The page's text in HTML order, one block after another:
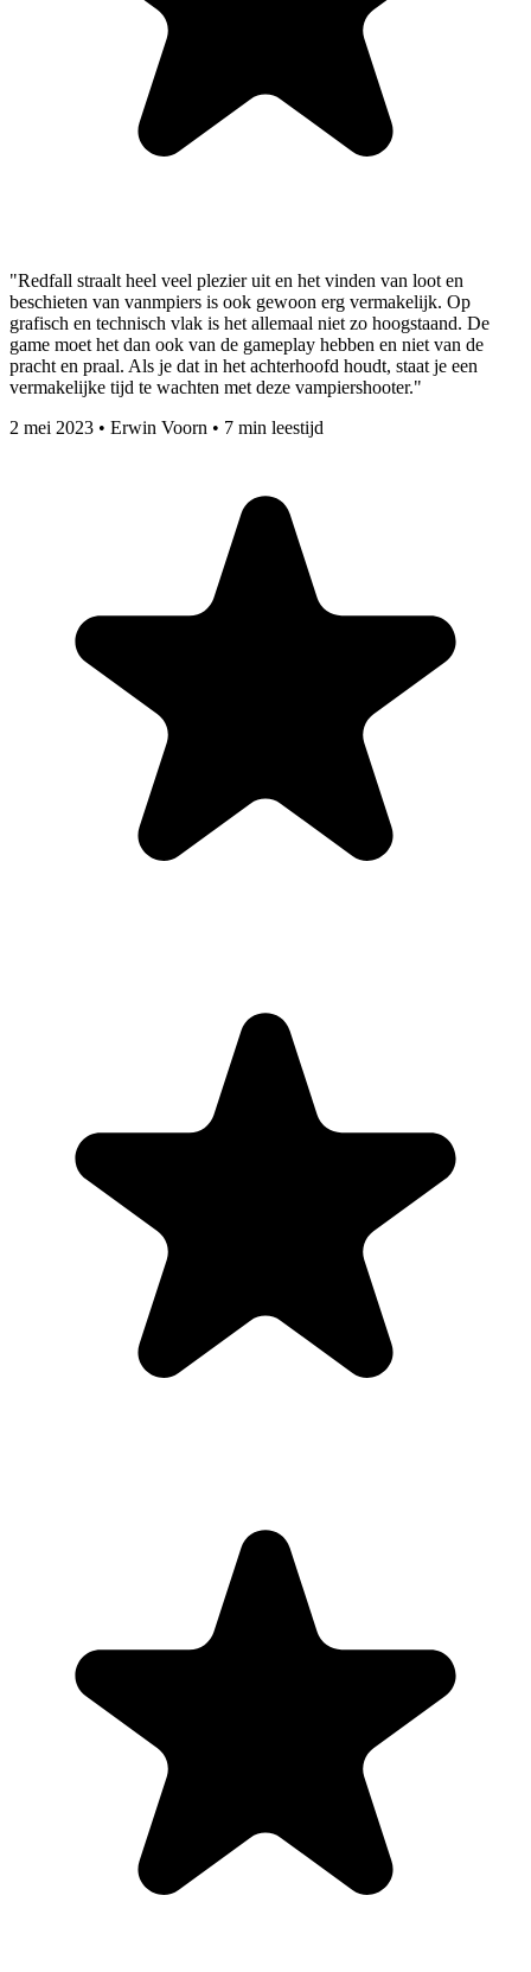
"Redfall straalt heel veel plezier uit en het vinden van loot en
beschieten van vanmpiers is ook gewoon erg vermakelijk. Op
grafisch en technisch vlak is het allemaal niet zo hoogstaand. De
game moet het dan ook van de gameplay hebben en niet van de
pracht en praal. Als je dat in het achterhoofd houdt, staat je een
vermakelijke tijd te wachten met deze vampiershooter."
2 mei 2023 • Erwin Voorn • 7 min leestijd